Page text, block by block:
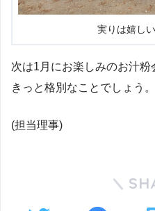
実りは嬉し
次は1月にお楽しみのお汁
きっと格別なことでしょう。
(担当理事)